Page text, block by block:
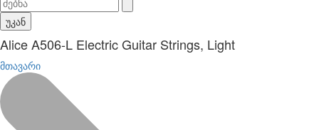
უკან
Alice A506-L Electric Guitar Strings, Light
მთავარი